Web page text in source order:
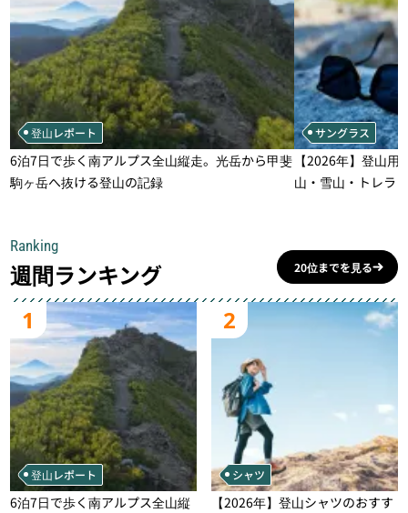
登山レポート
6泊7日で歩く南アルプス全山縦走。光岳から甲斐
駒ヶ岳へ抜ける登山の記録
サングラス
【2026年】登山
山・雪山・トレラ
Ranking
週間ランキング 20位までを見る
1
登山レポート
6泊7日で歩く南アルプス全山縦
2
シャツ
【2026年】登山シャツのおすす